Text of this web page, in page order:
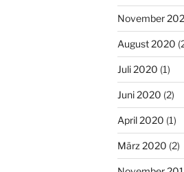
November
August 2020
Juli 2020 (1)
Juni 2020 (2)
April 2020 (1)
März 2020 (2)